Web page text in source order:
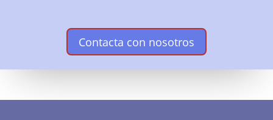
Contacta con nosotros